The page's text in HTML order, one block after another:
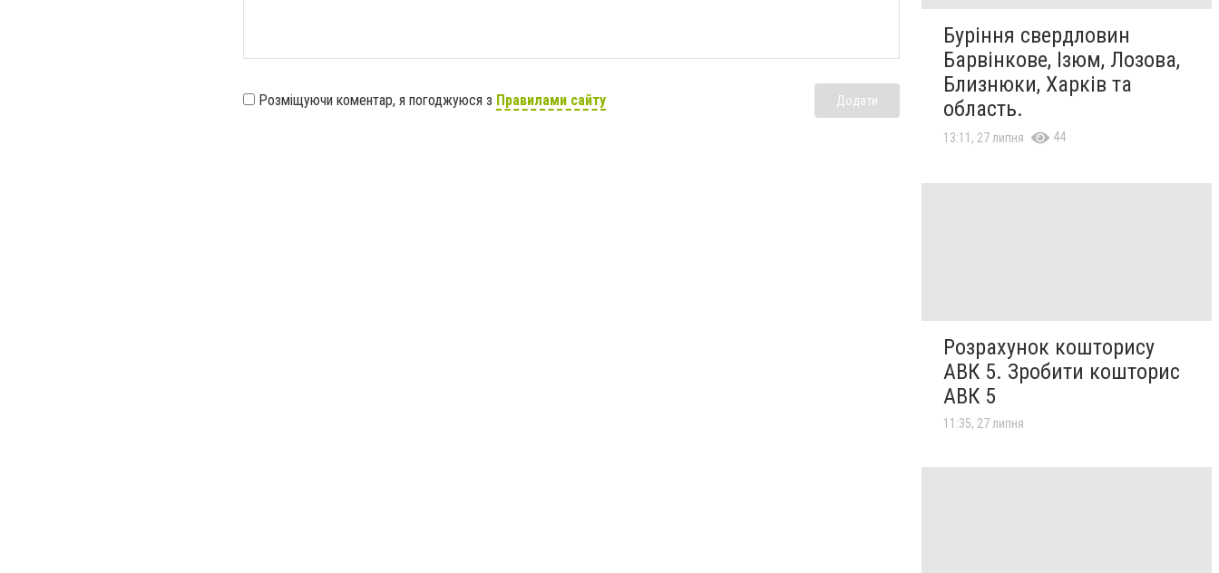
Розміщуючи коментар, я погоджуюся з Правилами сайту Додати
Бурiння свердловин
Барвінкове, Ізюм, Лозова,
Близнюки, Харків та
область.
13:11, 27 липня 44
Розрахунок кошторису
АВК 5. Зробити кошторис
АВК 5
11:35, 27 липня